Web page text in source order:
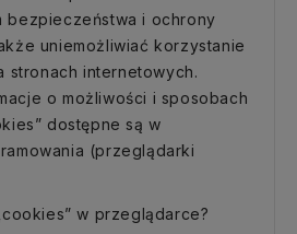
bezpieczeństwa i ochrony
uniemożliwiać korzystanie
stronach internetowych.
o możliwości i sposobach
dostępne są w
(przeglądarki
w przeglądarce?